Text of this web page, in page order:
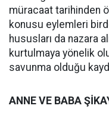
müracaat tarihinden
konusu eylemleri
hususları da nazara
kurtulmaya yönelik
savunma olduğu
ANNE VE BABA